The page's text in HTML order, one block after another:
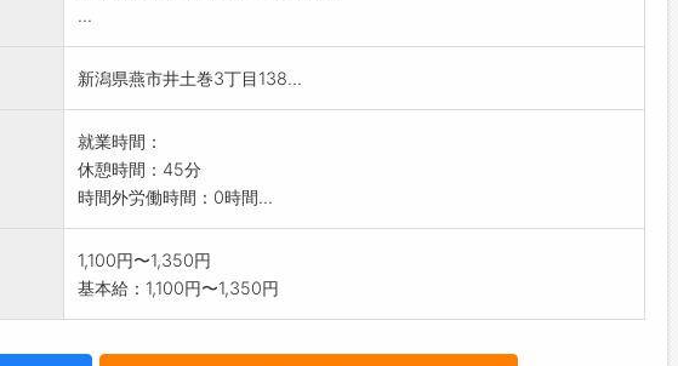
...
新潟県燕市井土巻3丁目138...
就業時間：
休憩時間：45分
時間外労働時間：0時間...
1,100円〜1,350円
基本給：1,100円〜1,350円